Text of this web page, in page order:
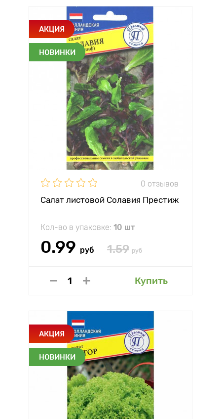
АКЦИЯ
НОВИНКИ
0 отзывов
Салат листовой Солавия Престиж
Кол-во в упаковке: 10 шт
0.99 руб 1.59 руб
Купить
АКЦИЯ
НОВИНКИ